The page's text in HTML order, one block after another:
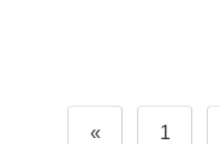
« 1